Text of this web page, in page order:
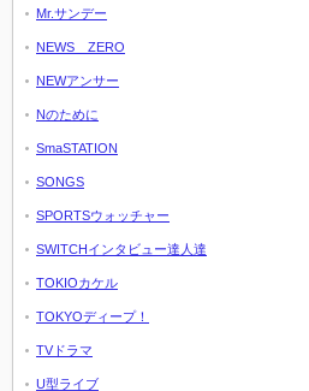
Mr.サンデー
NEWS ZERO
NEWアンサー
Nのために
SmaSTATION
SONGS
SPORTSウォッチャー
SWITCHインタビュー達人達
TOKIOカケル
TOKYOディープ！
TVドラマ
U型ライブ